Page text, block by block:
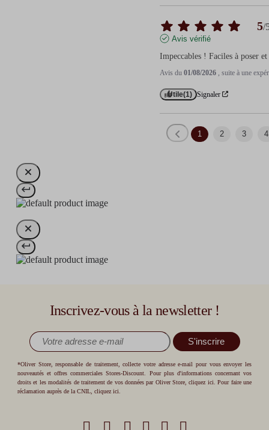
5/
Avis vérifié
Impeccables ! Faciles à poser
Avis du01/08/2026 , suite à une
Utile(1) Signaler
1 2 3 4
Inscrivez-vous à la newsletter !
S'inscrire
*Oliver Store, responsable de traitement, collecte votre adresse e-mail pour vous envoyer les
nouveautés et offres commerciales Stores-Discount. Pour plus d'informations concernant vos
droits et les modalités de traitement de vos données par Oliver Store,cliquez ici . Pour faire une
réclamation auprès de la CNIL,cliquez ici